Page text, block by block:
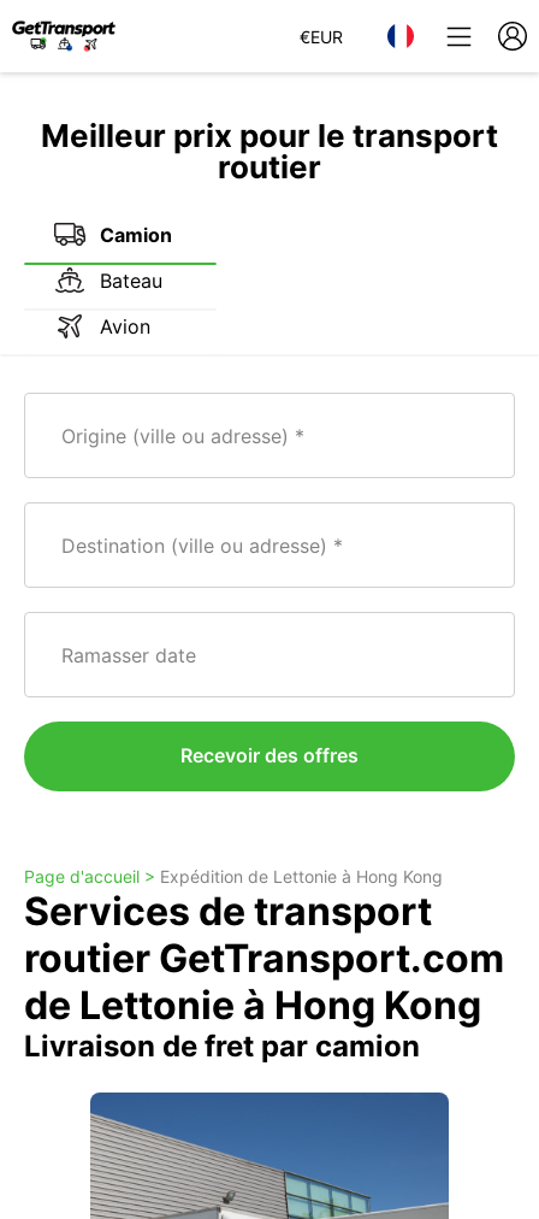
€EUR
Meilleur prix pour le transport
routier
Camion
Bateau
Avion
Origine (ville ou adresse)
Destination (ville ou adresse)
Ramasser date
Recevoir des offres
Page d'accueil > Expédition de Lettonie à Hong Kong
Services de transport
routier GetTransport.com
de Lettonie à Hong Kong
Livraison de fret par camion